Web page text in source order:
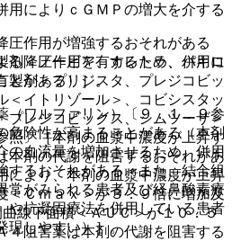
作用が増強するおそれがある
る降圧作用を有するため、併用に
とがある）］。
ワルファリン）〔９．１．９参
危険性が高まることがある（本剤
の血流量を増加させるため、併用
するおそれがある。また、結合組
常がみられる患者及び経鼻酸素療
や抗凝固療法を併用している患者
現しやすい）］。
用によりｃＧＭＰの増大を介する
＜ノービア、カレトラ、パキロ
製剤＜プリジスタ、プレジコビッ
＜イトリゾール＞、コビシスタッ
プレジコビックス、シムツーザ＞
照〕［本剤の血漿中濃度が上昇す
本剤の代謝を阻害するおそれがあ
により、本剤の血漿中濃度が上昇
＜Ｃｍａｘ＞が３．９倍に増加及
線下面積＜ＡＵＣ＞が１０．５
４阻害薬は本剤の代謝を阻害する